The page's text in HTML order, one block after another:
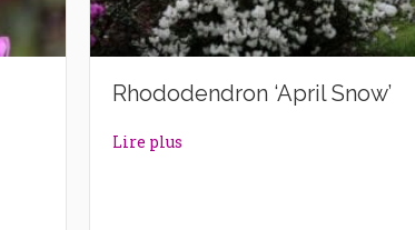
Rhododendron ‘April Snow’
Lire plus